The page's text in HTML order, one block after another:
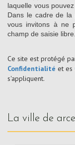
laquelle vous
Dans le cadre de la
vous invitons à ne
champ de saisie libre.
Ce site est protégé
Confidentialité et es
s'appliquent.
la ville de